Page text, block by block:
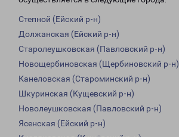
Степной (Ейский р-н)
Должанская (Ейский р-н)
Старолеушковская (Павловский р-н)
Новощербиновская (Щербиновский р-н)
Канеловская (Староминский р-н)
Шкуринская (Кущевский р-н)
Новолеушковская (Павловский р-н)
Ясенская (Ейский р-н)